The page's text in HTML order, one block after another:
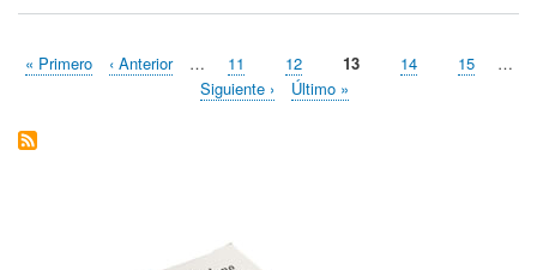
Paginación
Primera
« Primero
Página
‹ Anterior … Page
11 Page
12
Página
actual
13 Page
14 Page
15
…
Siguiente
Siguiente ›
Última
Último »